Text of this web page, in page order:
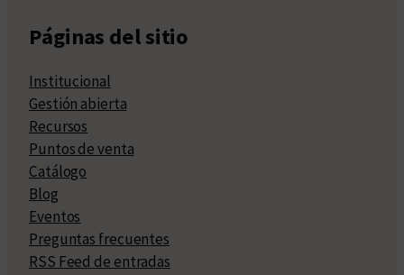
Páginas del sitio
Institucional
Gestión abierta
Recursos
Puntos de venta
Catálogo
Blog
Eventos
Preguntas frecuentes
RSS Feed de entradas